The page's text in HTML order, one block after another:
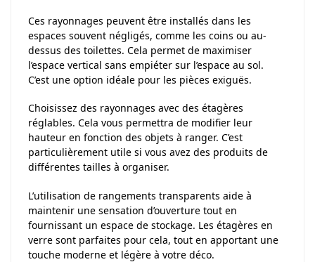
Ces rayonnages peuvent être installés dans les
espaces souvent négligés, comme les coins ou au-
dessus des toilettes. Cela permet de maximiser
l’espace vertical sans empiéter sur l’espace au sol.
C’est une option idéale pour les pièces exiguës.
Choisissez des rayonnages avec des étagères
réglables. Cela vous permettra de modifier leur
hauteur en fonction des objets à ranger. C’est
particulièrement utile si vous avez des produits de
différentes tailles à organiser.
L’utilisation de rangements transparents aide à
maintenir une sensation d’ouverture tout en
fournissant un espace de stockage. Les étagères en
verre sont parfaites pour cela, tout en apportant une
touche moderne et légère à votre déco.